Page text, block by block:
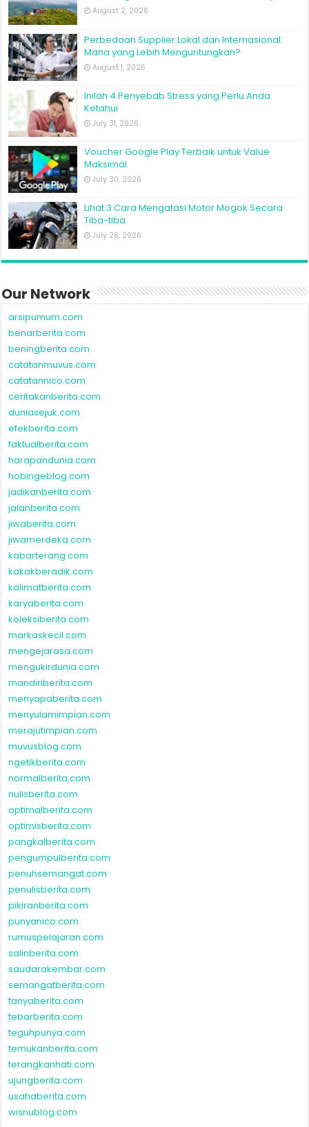
August 2, 2026
Perbedaan Supplier Lokal dan Internasional:
Mana yang Lebih Menguntungkan?
August 1, 2026
Inilah 4 Penyebab Stress yang Perlu Anda
Ketahui
July 31, 2026
Voucher Google Play Terbaik untuk Value
Maksimal
July 30, 2026
Lihat 3 Cara Mengatasi Motor Mogok Secara
Tiba-tiba
July 28, 2026
Our Network
arsipumum.com
benarberita.com
beningberita.com
catatanmuvus.com
catatannico.com
ceritakanberita.com
duniasejuk.com
efekberita.com
faktualberita.com
harapandunia.com
hobingeblog.com
jadikanberita.com
jalanberita.com
jiwaberita.com
jiwamerdeka.com
kabarterang.com
kakakberadik.com
kalimatberita.com
karyaberita.com
koleksiberita.com
markaskecil.com
mengejarasa.com
mengukirdunia.com
mandiriberita.com
menyapaberita.com
menyulamimpian.com
merajutimpian.com
muvusblog.com
ngetikberita.com
normalberita.com
nulisberita.com
optimalberita.com
optimisberita.com
pangkalberita.com
pengumpulberita.com
penuhsemangat.com
penulisberita.com
pikiranberita.com
punyanico.com
rumuspelajaran.com
salinberita.com
saudarakembar.com
semangatberita.com
tanyaberita.com
tebarberita.com
teguhpunya.com
temukanberita.com
terangkanhati.com
ujungberita.com
usahaberita.com
wisnublog.com